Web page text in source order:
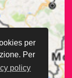
per
Per
policy